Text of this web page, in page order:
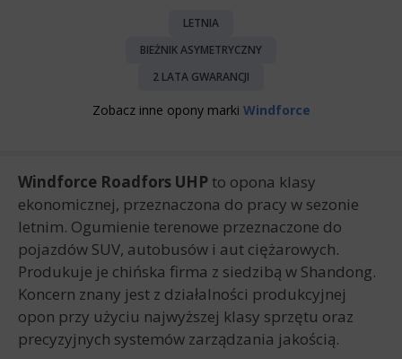
LETNIA
BIEŻNIK ASYMETRYCZNY
2 LATA GWARANCJI
Zobacz inne opony marki Windforce
Windforce Roadfors UHP to opona klasy
ekonomicznej, przeznaczona do pracy w sezonie
letnim. Ogumienie terenowe przeznaczone do
pojazdów SUV, autobusów i aut ciężarowych.
Produkuje je chińska firma z siedzibą w Shandong.
Koncern znany jest z działalności produkcyjnej
opon przy użyciu najwyższej klasy sprzętu oraz
precyzyjnych systemów zarządzania jakością.